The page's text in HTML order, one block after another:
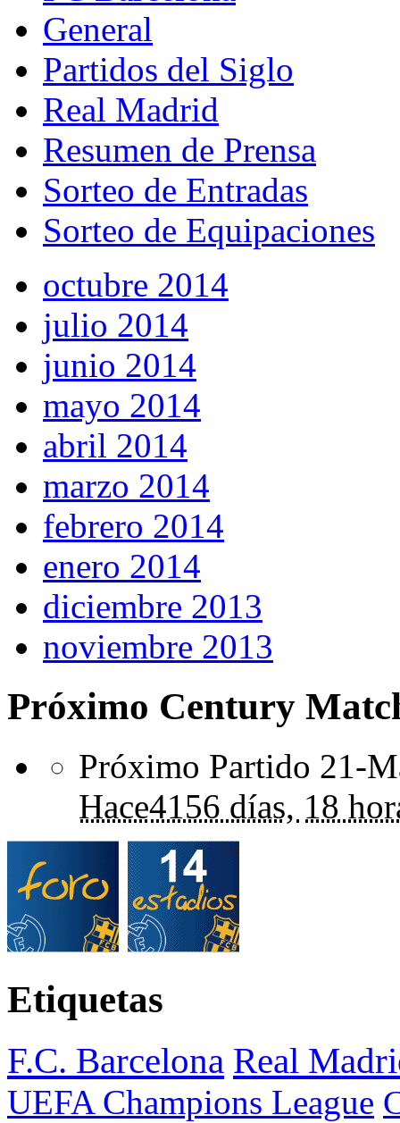
General
Partidos del Siglo
Real Madrid
Resumen de Prensa
Sorteo de Entradas
Sorteo de Equipaciones
octubre 2014
julio 2014
junio 2014
mayo 2014
abril 2014
marzo 2014
febrero 2014
enero 2014
diciembre 2013
noviembre 2013
Próximo Century
Próximo Partido 21-
Hace4156 días, 18
Etiquetas
F.C. Barcelona Real
UEFA Champions League